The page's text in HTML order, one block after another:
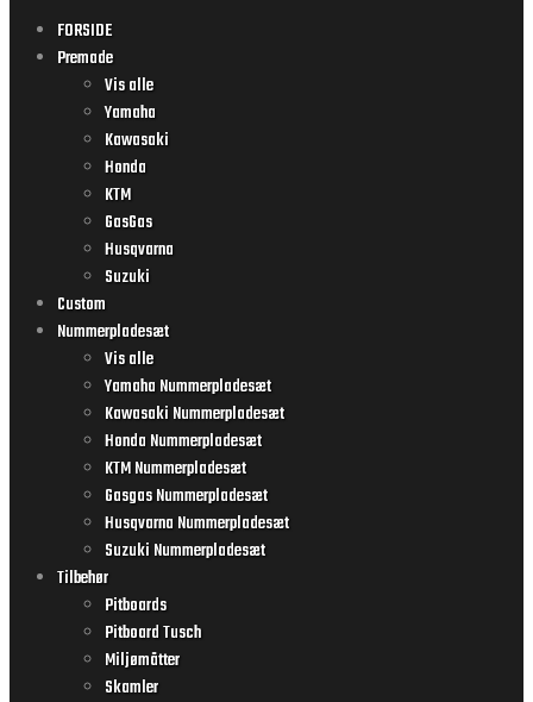
FORSIDE
Premade
Vis alle
Yamaha
Kawasaki
Honda
KTM
GasGas
Husqvarna
Suzuki
Custom
Nummerpladesæt
Vis alle
Yamaha Nummerpladesæt
Kawasaki Nummerpladesæt
Honda Nummerpladesæt
KTM Nummerpladesæt
Gasgas Nummerpladesæt
Husqvarna Nummerpladesæt
Suzuki Nummerpladesæt
Tilbehør
Pitboards
Pitboard Tusch
Miljømåtter
Skamler